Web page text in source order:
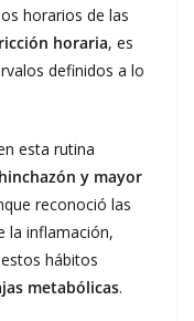
horarios de las
horaria, es
definidos a lo
esta rutina
y mayor
reconoció las
la inflamación,
hábitos
metabólicas.